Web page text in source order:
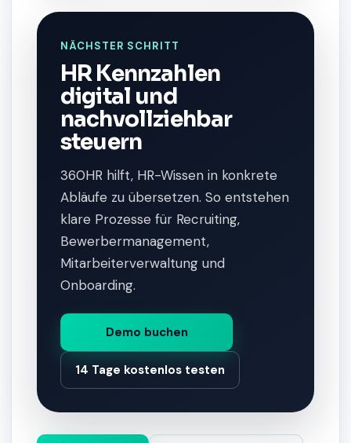
NÄCHSTER SCHRITT
HR Kennzahlen
digital und
nachvollziehbar
steuern
360HR hilft, HR-Wissen in konkrete
Abläufe zu übersetzen. So entstehen
klare Prozesse für Recruiting,
Bewerbermanagement,
Mitarbeiterverwaltung und
Onboarding.
Demo buchen
14 Tage kostenlos testen